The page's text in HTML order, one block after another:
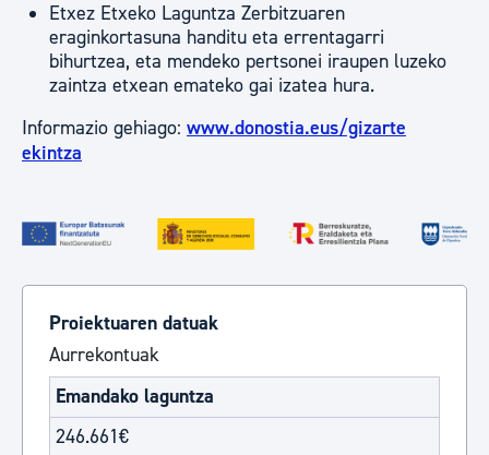
Etxez Etxeko Laguntza Zerbitzuaren
eraginkortasuna handitu eta errentagarri
bihurtzea, eta mendeko pertsonei iraupen luzeko
zaintza etxean emateko gai izatea hura.
Informazio gehiago: www.donostia.eus/gizarte
ekintza
Proiektuaren datuak
Aurrekontuak
Emandako laguntza
246.661€